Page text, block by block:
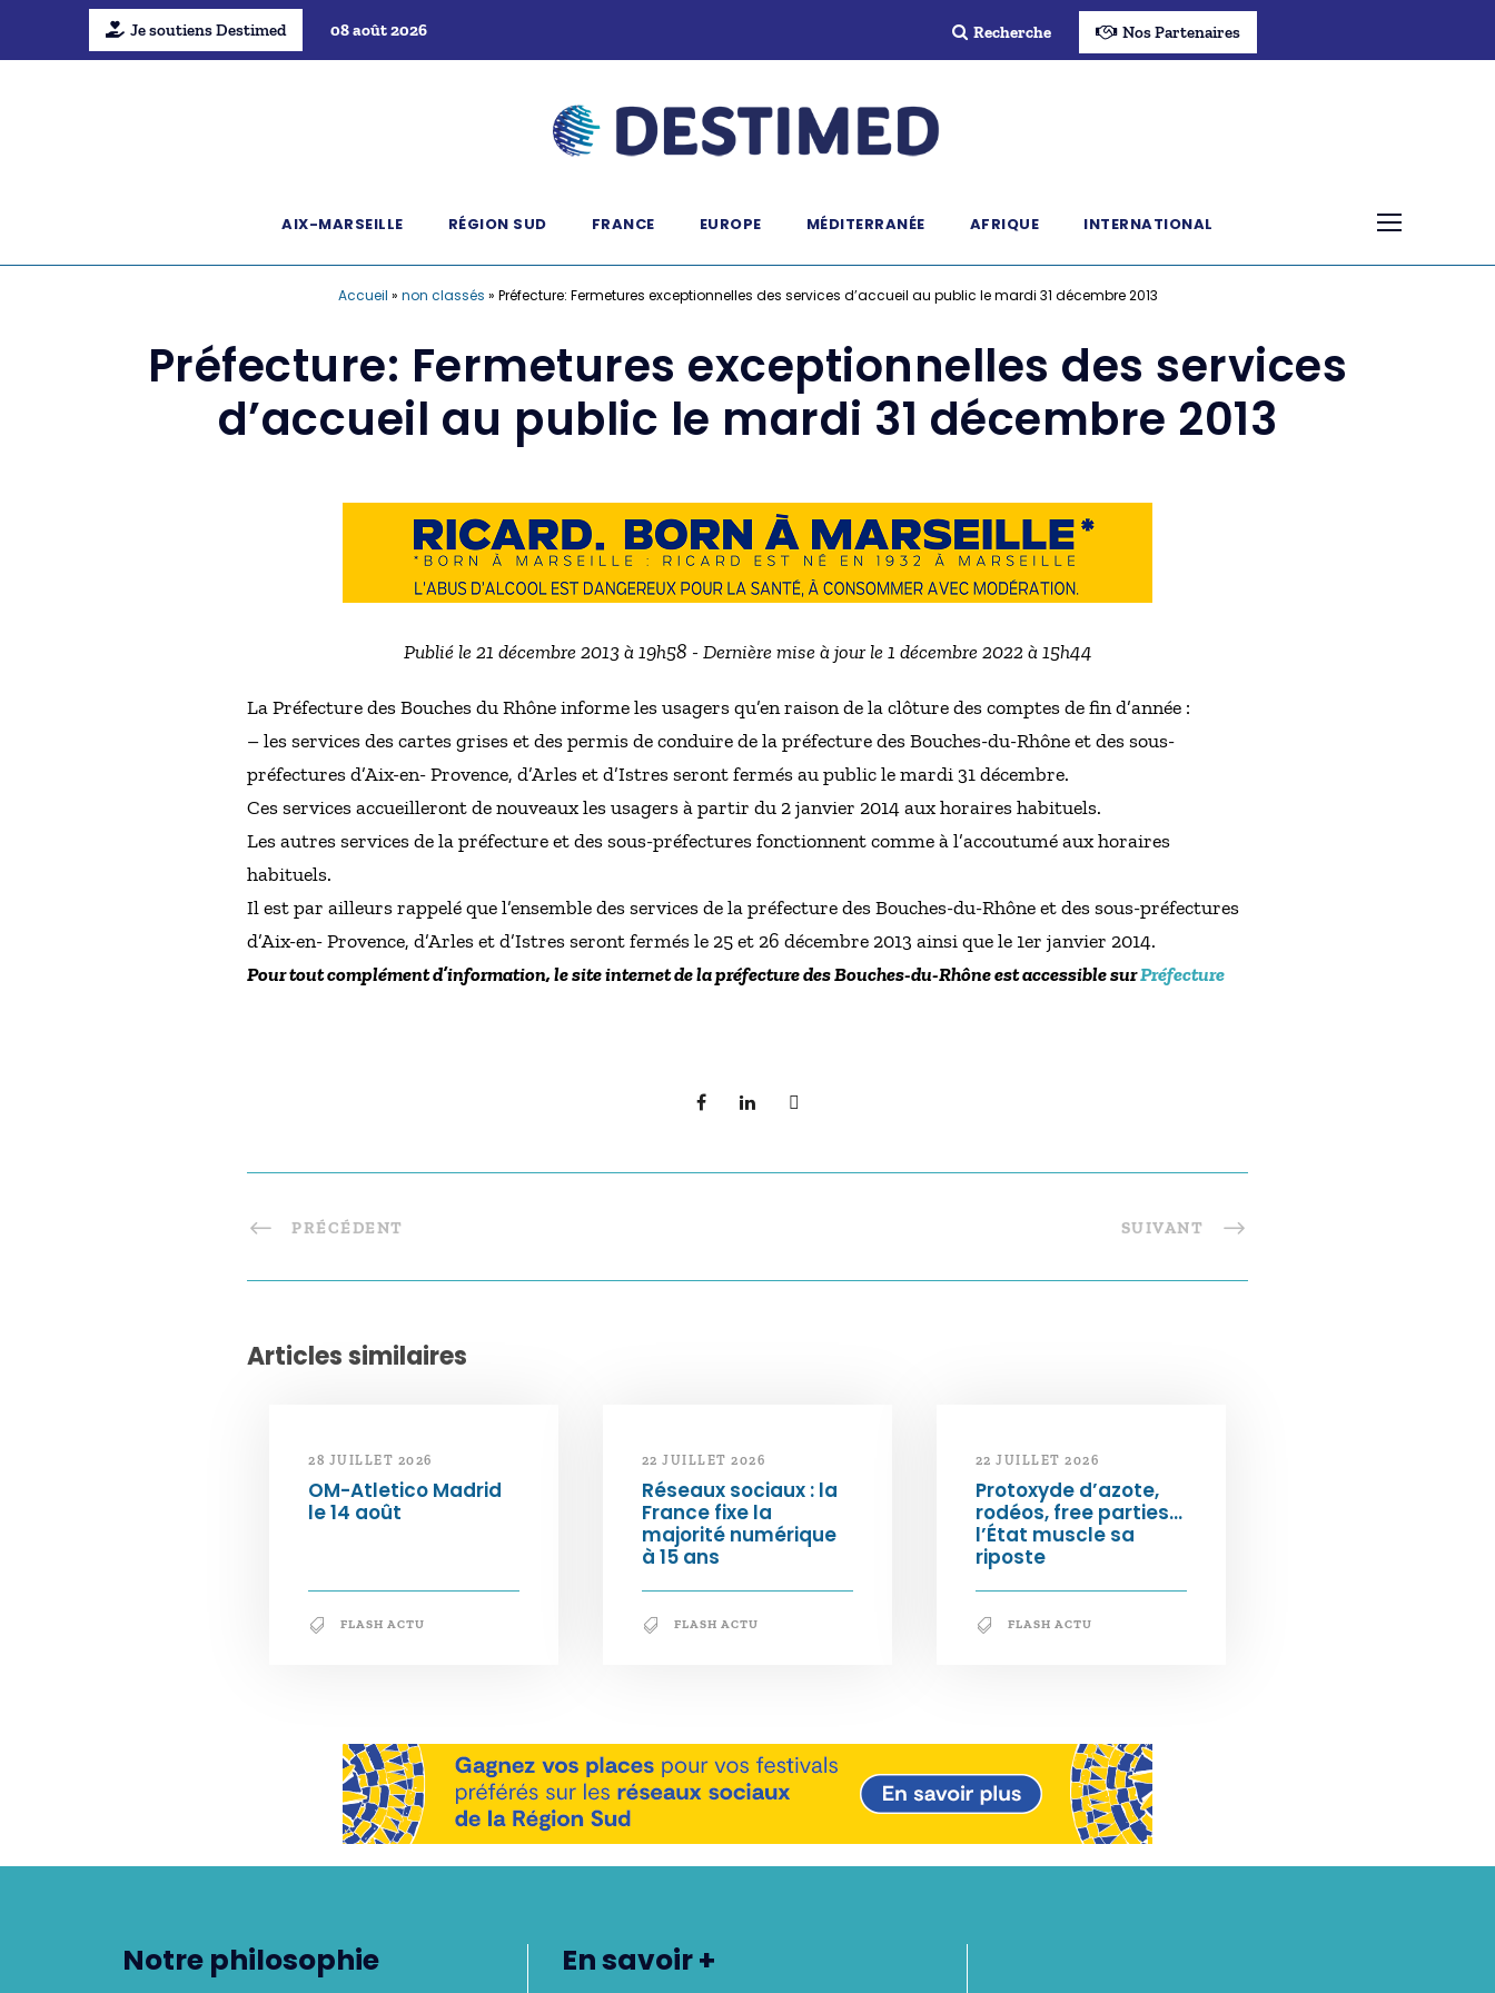
Je soutiens Destimed 08 août 2026 Recherche Nos Partenaires
AIX-MARSEILLE RÉGION SUD FRANCE EUROPE MÉDITERRANÉE AFRIQUE INTERNATIONAL
Accueil » non classés » Préfecture: Fermetures exceptionnelles des services d’accueil au public le mardi 31 décembre 2013
Préfecture: Fermetures exceptionnelles des services
d’accueil au public le mardi 31 décembre 2013
Publié le 21 décembre 2013 à 19h58 - Dernière mise à jour le 1 décembre 2022 à 15h44
La Préfecture des Bouches du Rhône informe les usagers qu’en raison de la clôture des comptes de fin d’année :
– les services des cartes grises et des permis de conduire de la préfecture des Bouches-du-Rhône et des sous-
préfectures d’Aix-en- Provence, d’Arles et d’Istres seront fermés au public le mardi 31 décembre.
Ces services accueilleront de nouveaux les usagers à partir du 2 janvier 2014 aux horaires habituels.
Les autres services de la préfecture et des sous-préfectures fonctionnent comme à l’accoutumé aux horaires
habituels.
Il est par ailleurs rappelé que l’ensemble des services de la préfecture des Bouches-du-Rhône et des sous-préfectures
d’Aix-en- Provence, d’Arles et d’Istres seront fermés le 25 et 26 décembre 2013 ainsi que le 1er janvier 2014.
Pour tout complément d’information, le site internet de la préfecture des Bouches-du-Rhône est accessible surPréfecture
PRÉCÉDENT SUIVANT
Articles similaires
28 JUILLET 2026
OM-Atletico Madrid
le 14 août
FLASH ACTU
22 JUILLET 2026
Réseaux sociaux : la
France fixe la
majorité numérique
à 15 ans
FLASH ACTU
22 JUILLET 2026
Protoxyde d’azote,
rodéos, free parties…
l’État muscle sa
riposte
FLASH ACTU
Notre philosophie En savoir +